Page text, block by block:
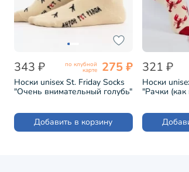
343 ₽ по клубной
карте 275 ₽
Носки unisex St. Friday Socks
"Очень внимательный голубь"
Добавить в корзину
321 ₽
Носки
"Рачки